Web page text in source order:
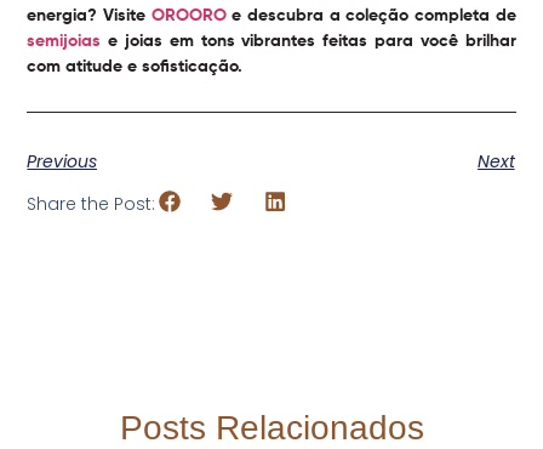
energia? Visite OROOROe descubra a coleção completa de
semijoias e joias em tons vibrantes feitas para você brilhar
com atitude e sofisticação.
Previous
Next
Share the Post:
Posts Relacionados